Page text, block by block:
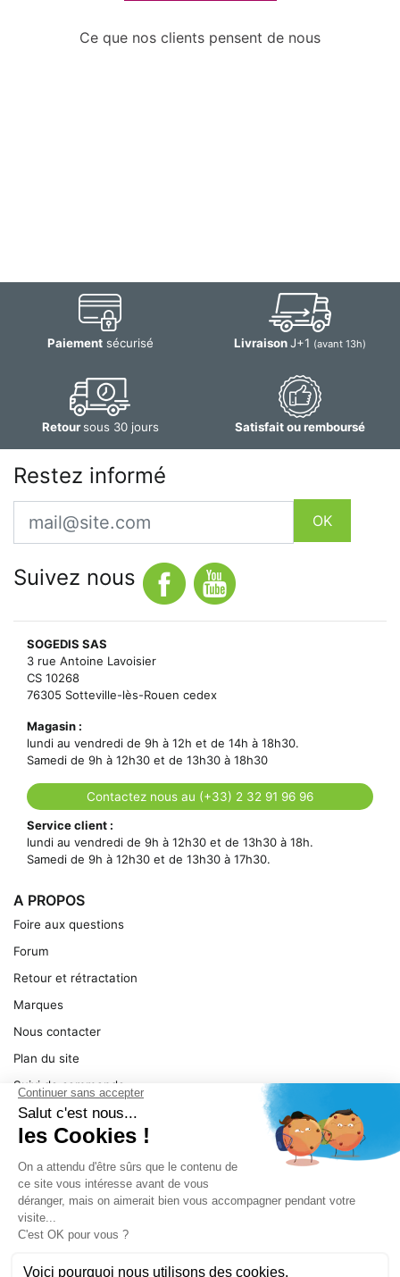
Ce que nos clients pensent de nous
Paiementsécurisé LivraisonJ+1 (avant 13h)
Retoursous 30 jours Satisfait ou remboursé
Restez informé
Email
OK
Suivez nous
SOGEDIS SAS
3 rue Antoine Lavoisier
CS 10268
76305 Sotteville-lès-Rouen cedex
Magasin :
lundi au vendredi de 9h à 12h et de 14h à 18h30.
Samedi de 9h à 12h30 et de 13h30 à 18h30
Contactez nous au (+33) 2 32 91 96 96
Service client :
lundi au vendredi de 9h à 12h30 et de 13h30 à 18h.
Samedi de 9h à 12h30 et de 13h30 à 17h30.
A PROPOS
Foire aux questions
Forum
Retour et rétractation
Marques
Nous contacter
Plan du site
Suivi de commande
Ma facture
Mentions légales
Conditions générales
SERVICE
Pièces détachées